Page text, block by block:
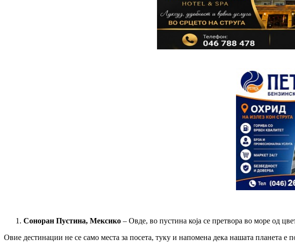
Соноран Пустина, Мексико – Овде, во пустина која се претвора во море од
Овие дестинации не се само места за посета, туку и напомена дека нашата планета